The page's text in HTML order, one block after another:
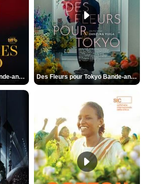
Les Silences de Riyad Bande-annonce VO STFR Des Fleurs pour Tokyo Bande-annonce VO STFR